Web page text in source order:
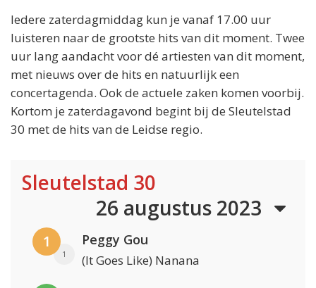
Iedere zaterdagmiddag kun je vanaf 17.00 uur
luisteren naar de grootste hits van dit moment. Twee
uur lang aandacht voor dé artiesten van dit moment,
met nieuws over de hits en natuurlijk een
concertagenda. Ook de actuele zaken komen voorbij.
Kortom je zaterdagavond begint bij de Sleutelstad
30 met de hits van de Leidse regio.
Sleutelstad 30
26 augustus 2023
1
1
Peggy Gou
(It Goes Like) Nanana